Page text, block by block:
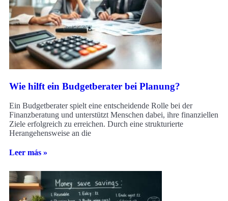
Wie hilft ein Budgetberater bei Planung?
Ein Budgetberater spielt eine entscheidende Rolle bei der
Finanzberatung und unterstützt Menschen dabei, ihre finanziellen
Ziele erfolgreich zu erreichen. Durch eine strukturierte
Herangehensweise an die
Leer más »